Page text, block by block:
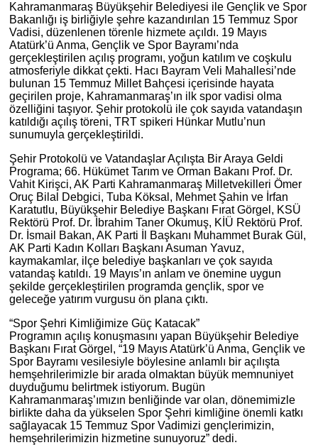
Kahramanmaraş Büyükşehir Belediyesi ile Gençlik ve Spor
Bakanlığı iş birliğiyle şehre kazandırılan 15 Temmuz Spor
Vadisi, düzenlenen törenle hizmete açıldı. 19 Mayıs
Atatürk’ü Anma, Gençlik ve Spor Bayramı’nda
gerçekleştirilen açılış programı, yoğun katılım ve coşkulu
atmosferiyle dikkat çekti. Hacı Bayram Veli Mahallesi’nde
bulunan 15 Temmuz Millet Bahçesi içerisinde hayata
geçirilen proje, Kahramanmaraş’ın ilk spor vadisi olma
özelliğini taşıyor. Şehir protokolü ile çok sayıda vatandaşın
katıldığı açılış töreni, TRT spikeri Hünkar Mutlu’nun
sunumuyla gerçekleştirildi.
Şehir Protokolü ve Vatandaşlar Açılışta Bir Araya Geldi
Programa; 66. Hükümet Tarım ve Orman Bakanı Prof. Dr.
Vahit Kirişci, AK Parti Kahramanmaraş Milletvekilleri Ömer
Oruç Bilal Debgici, Tuba Köksal, Mehmet Şahin ve İrfan
Karatutlu, Büyükşehir Belediye Başkanı Fırat Görgel, KSÜ
Rektörü Prof. Dr. İbrahim Taner Okumuş, KİÜ Rektörü Prof.
Dr. İsmail Bakan, AK Parti İl Başkanı Muhammet Burak Gül,
AK Parti Kadın Kolları Başkanı Asuman Yavuz,
kaymakamlar, ilçe belediye başkanları ve çok sayıda
vatandaş katıldı. 19 Mayıs’ın anlam ve önemine uygun
şekilde gerçekleştirilen programda gençlik, spor ve
geleceğe yatırım vurgusu ön plana çıktı.
“Spor Şehri Kimliğimize Güç Katacak”
Programın açılış konuşmasını yapan Büyükşehir Belediye
Başkanı Fırat Görgel, “19 Mayıs Atatürk’ü Anma, Gençlik ve
Spor Bayramı vesilesiyle böylesine anlamlı bir açılışta
hemşehrilerimizle bir arada olmaktan büyük memnuniyet
duyduğumu belirtmek istiyorum. Bugün
Kahramanmaraş’ımızın benliğinde var olan, dönemimizle
birlikte daha da yükselen Spor Şehri kimliğine önemli katkı
sağlayacak 15 Temmuz Spor Vadimizi gençlerimizin,
hemşehrilerimizin hizmetine sunuyoruz” dedi.